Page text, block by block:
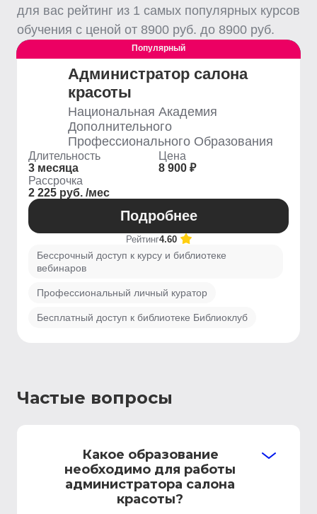
для вас рейтинг из 1 самых популярных курсов
обучения с ценой от 8900 руб. до 8900 руб.
Выгодный
Популярный
Администратор салона
красоты
Национальная Академия
Дополнительного
Профессионального Образования
Длительность
3 месяца
Цена
8 900 ₽
Рассрочка
2 225 руб. /мес
Подробнее
Рейтинг4.60
Бессрочный доступ к курсу и библиотеке
вебинаров
Профессиональный личный куратор
Бесплатный доступ к библиотеке Библиоклуб
Частые вопросы
Какое образование
необходимо для работы
администратора салона
красоты?